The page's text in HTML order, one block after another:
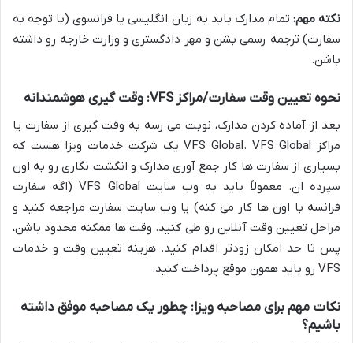
نکته مهم: تمام مدارک باید به زبان انگلیسی یا فرانسوی (با توجه به
سفارت) ترجمه رسمی بشن و مهر دادگستری و وزارت خارجه رو داشته
باشن.
نحوه تعیین وقت سفارت/مراکز VFS: وقت گیری هوشمندانه
بعد از آماده کردن مدارک، نوبت می رسه به وقت گیری از سفارت یا
مراکز VFS Global. VFS Global یک شرکت خدمات ویزا هست که
بسیاری از سفارت ها کار جمع آوری مدارک و انگشت نگاری رو به اون
سپرده ان. معمولاً باید به وب سایت VFS Global (اگه سفارت
فرانسه با اون ها کار می کنه) یا وب سایت سفارت مراجعه کنید و
مراحل تعیین وقت آنلاین رو طی کنید. وقت ها ممکنه محدود باشن،
پس تا حد امکان زودتر اقدام کنید. هزینه تعیین وقت و خدمات
VFS رو باید همون موقع پرداخت کنید.
نکات مهم برای مصاحبه ویزا: چطور یک مصاحبه موفق داشته
باشیم؟